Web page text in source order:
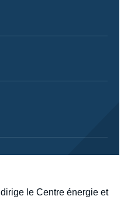
dirige le Centre énergie et